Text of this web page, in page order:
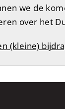
we de
over het
(kleine)